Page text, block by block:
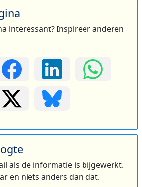
interessant? Inspireer anderen
als de informatie is bijgewerkt.
en niets anders dan dat.